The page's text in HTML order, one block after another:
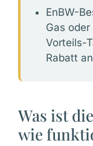
EnBW-
Gas
Vorteils-
Rabatt
Was ist
wie